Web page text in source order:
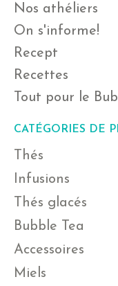
Nos athéliers
On s'informe!
Recept
Recettes
Tout pour le
CATÉGORIES DE
Thés
Infusions
Thés glacés
Bubble Tea
Accessoires
Miels